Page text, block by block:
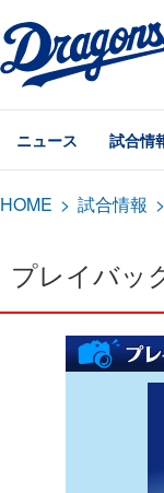
ニュース 試合情
HOME > 試合情報 >
プレイバッ